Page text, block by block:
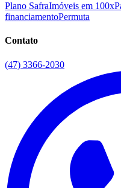
Plano SafraImóveis em 100x
financiamentoPermuta
Contato
(47) 3366-2030